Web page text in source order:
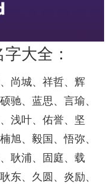
大全：
尚城、祥哲、辉
驰、蓝思、言瑜、
浅叶、佑誉、坚
旭、毅国、悟弥、
耿浦、固庭、载
东、久圆、炎励、